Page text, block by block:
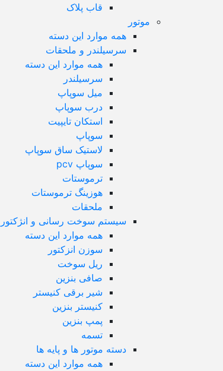
قاب پلاک
موتور
همه موارد این دسته
سرسیلندر و ملحقات
همه موارد این دسته
سرسیلندر
میل سوپاپ
درب سوپاپ
استکان تایپیت
سوپاپ
لاستیک ساق سوپاپ
سوپاپ pcv
ترموستات
هوزینگ ترموستات
ملحقات
سیستم سوخت رسانی و انژکتور
همه موارد این دسته
سوزن انزکتور
ریل سوخت
صافی بنزین
شیر برقی کنیستر
کنیستر بنزین
پمپ بنزین
تسمه
دسته موتور ها و پایه ها
همه موارد این دسته